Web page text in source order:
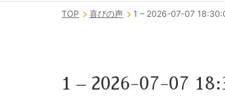
TOP 喜びの声 1 – 2026-07-07
1 – 2026-07-07